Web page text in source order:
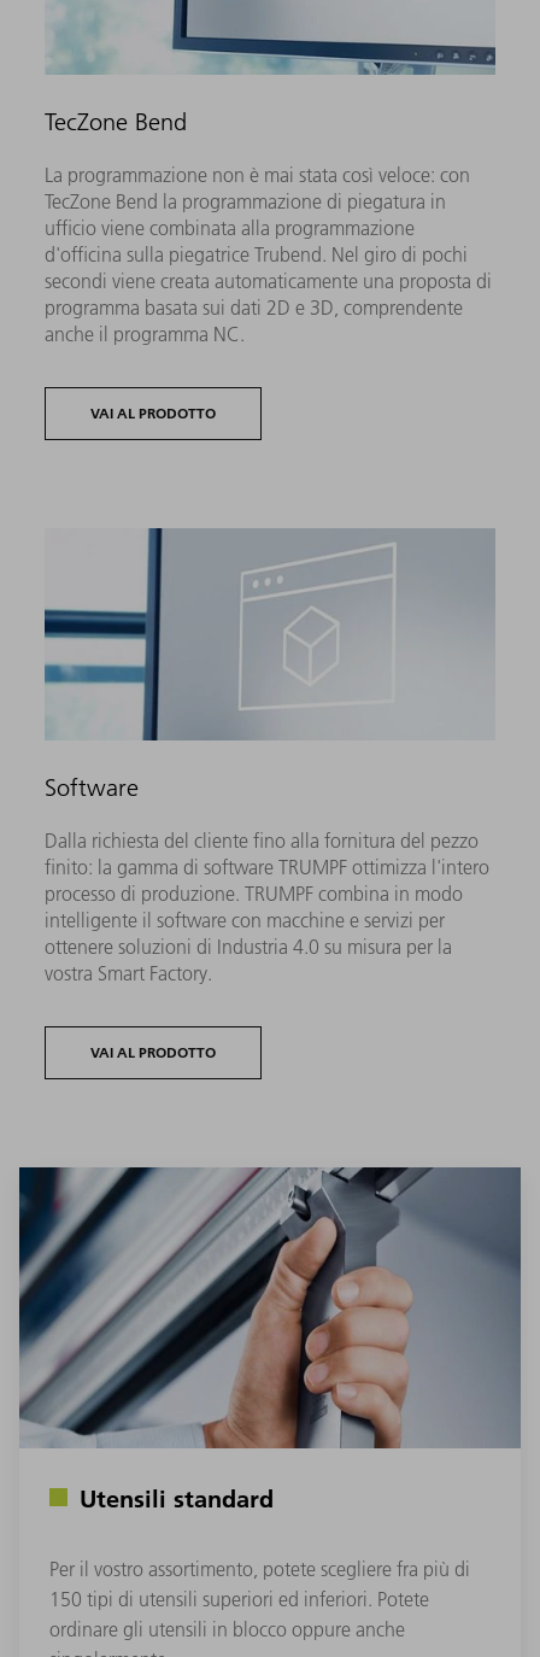
TecZone Bend
La programmazione non è mai stata così veloce: con
TecZone Bend la programmazione di piegatura in
ufficio viene combinata alla programmazione
d'officina sulla piegatrice Trubend. Nel giro di pochi
secondi viene creata automaticamente una proposta di
programma basata sui dati 2D e 3D, comprendente
anche il programma NC.
VAI AL PRODOTTO
Software
Dalla richiesta del cliente fino alla fornitura del pezzo
finito: la gamma di software TRUMPF ottimizza l'intero
processo di produzione. TRUMPF combina in modo
intelligente il software con macchine e servizi per
ottenere soluzioni di Industria 4.0 su misura per la
vostra Smart Factory.
VAI AL PRODOTTO
Utensili standard
Per il vostro assortimento, potete scegliere fra più di
150 tipi di utensili superiori ed inferiori. Potete
ordinare gli utensili in blocco oppure anche